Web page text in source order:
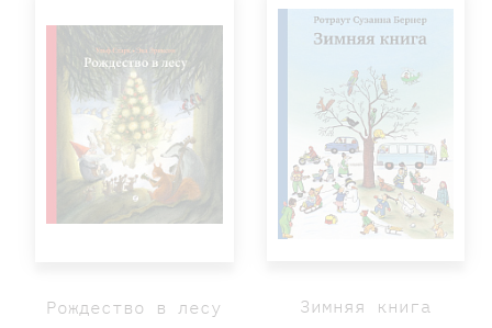
Рождество в лесу
Зимняя книга